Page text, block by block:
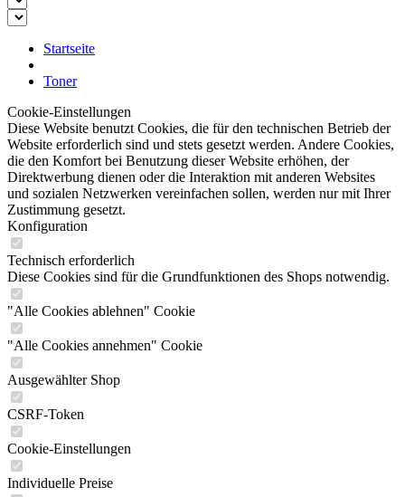
Startseite
Toner
Cookie-Einstellungen
Diese Website benutzt Cookies, die für den technischen Betrieb der
Website erforderlich sind und stets gesetzt werden. Andere Cookies,
die den Komfort bei Benutzung dieser Website erhöhen, der
Direktwerbung dienen oder die Interaktion mit anderen Websites
und sozialen Netzwerken vereinfachen sollen, werden nur mit Ihrer
Zustimmung gesetzt.
Konfiguration
Technisch erforderlich
Diese Cookies sind für die Grundfunktionen des Shops notwendig.
"Alle Cookies ablehnen" Cookie
"Alle Cookies annehmen" Cookie
Ausgewählter Shop
CSRF-Token
Cookie-Einstellungen
Individuelle Preise